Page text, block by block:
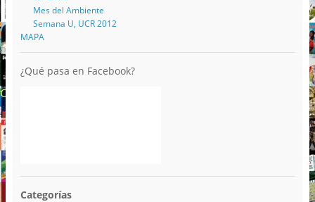
Mes del Ambiente
Semana U, UCR 2012
MAPA
¿Qué pasa en Facebook?
Categorías